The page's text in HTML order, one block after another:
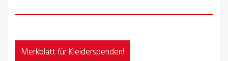
Merkblatt für Kleiderspenden!